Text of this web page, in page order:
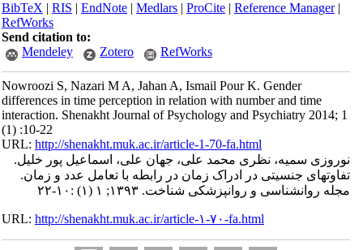
BibTeX|RIS|EndNote|Medlars|ProCite|Reference Manager
RefWorks
Send citation to:
Mendeley
Zotero RefWorks
Nowroozi S, Nazari M A, Jahan A, Ismail Pour K. Gender
differences in time perception in relation with number and time
interaction. Shenakht Journal of Psychology and Psychiatry 2014; 1
(1) :10-22
URL:http://shenakht.muk.ac.ir/article-1-70-fa.html
نوروزی سمیه، نظری محمد علی، جهان علی، اسماعیل پور خلیل.
تفاوتهای جنسیتی در ادراک زمان در رابطه با تعامل عدد و زمان.
مجله روانشناسی و روانپزشکی شناخت. ۱۳۹۳; ۱ (۱) :۱۰-۲۲
URL:http://shenakht.muk.ac.ir/article-۱-۷۰-fa.html